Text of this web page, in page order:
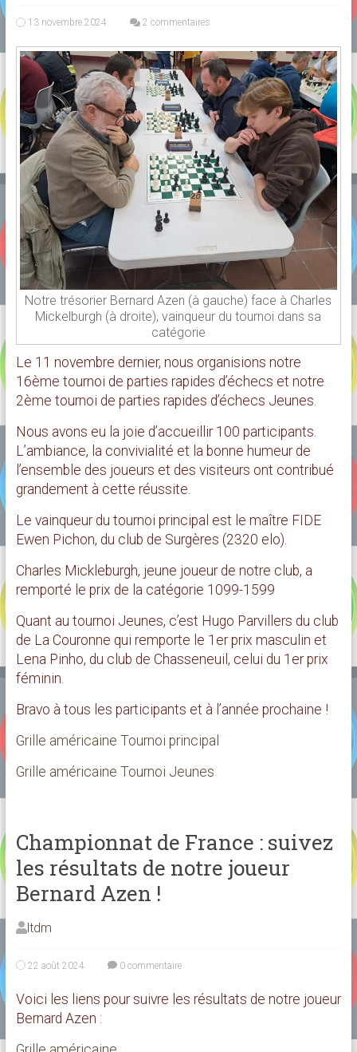
13 novembre 2024 2 commentaires
Notre trésorier Bernard Azen (à gauche) face à Charles
Mickelburgh (à droite), vainqueur du tournoi dans sa
catégorie
Le 11 novembre dernier, nous organisions notre
16ème tournoi de parties rapides d’échecs et notre
2ème tournoi de parties rapides d’échecs Jeunes.
Nous avons eu la joie d’accueillir 100 participants.
L’ambiance, la convivialité et la bonne humeur de
l’ensemble des joueurs et des visiteurs ont contribué
grandement à cette réussite.
Le vainqueur du tournoi principal est le maître FIDE
Ewen Pichon, du club de Surgères (2320 elo).
Charles Mickleburgh, jeune joueur de notre club, a
remporté le prix de la catégorie 1099-1599
Quant au tournoi Jeunes, c’est Hugo Parvillers du club
de La Couronne qui remporte le 1er prix masculin et
Lena Pinho, du club de Chasseneuil, celui du 1er prix
féminin.
Bravo à tous les participants et à l’année prochaine !
Grille américaine Tournoi principal
Grille américaine Tournoi Jeunes
Championnat de France : suivez
les résultats de notre joueur
Bernard Azen !
ltdm
22 août 2024 0 commentaire
Voici les liens pour suivre les résultats de notre joueur
Bernard Azen :